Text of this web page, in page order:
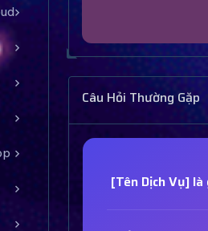
Câu Hỏi Thường Gặp
[Tên Dịch Vụ] là